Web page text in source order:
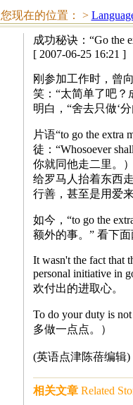
您现在的位置： >
成功秘诀：“Go the
[ 2007-06-25 16:21 ]
刚参加工作时，曾
笑：“太简单了吧？
明白，“舍去只做‘
片语“to go the
徒：“Whosoever
你就同他走二里。
给罗马人抬着东西
行善，甚至是用爱
如今，“to go the
额外的事。” 看下面
It wasn't the fact that
personal initiative in
欢付出的进取心。
To do your duty is
多做一点点。）
(英语点津陈蓓编辑)
相关文章 Related